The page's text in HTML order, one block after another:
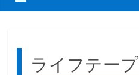
シ
ネ
ライフテープ